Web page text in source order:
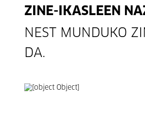
ZINE-IKASLEEN
NEST MUNDUKO
DA.